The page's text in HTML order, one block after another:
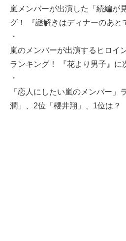
嵐メンバーが出演した「続編が
グ！ 『謎解きはディナーのあと
・
嵐のメンバーが出演するヒロイ
ランキング！ 『花より男子』に
・
「恋人にしたい嵐のメンバー」
潤」、2位「櫻井翔」、1位は？